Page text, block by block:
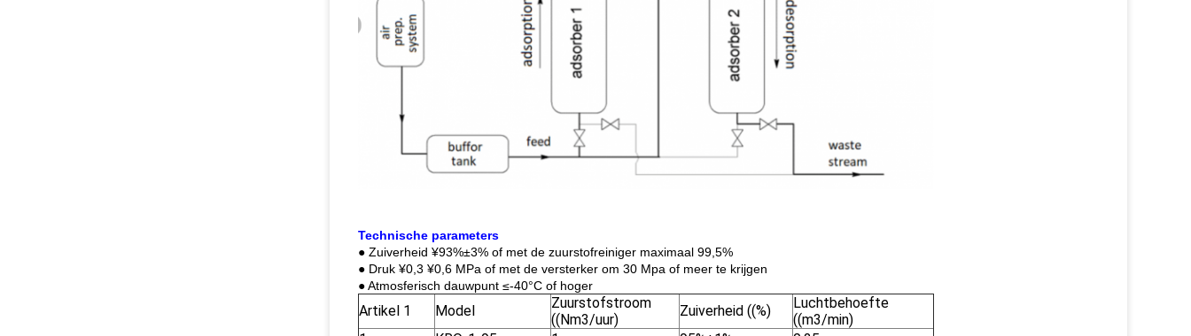
Technische parameters
● Zuiverheid ¥93%±3% of met de zuurstofreiniger maximaal 99,5%
● Druk ¥0,3 ¥0,6 MPa of met de versterker om 30 Mpa of meer te krijgen
● Atmosferisch dauwpunt ≤-40°C of hoger
Artikel 1 Model
Zuurstofstroom
((Nm3/uur)
Zuiverheid ((%)
Luchtbehoefte
((m3/min)